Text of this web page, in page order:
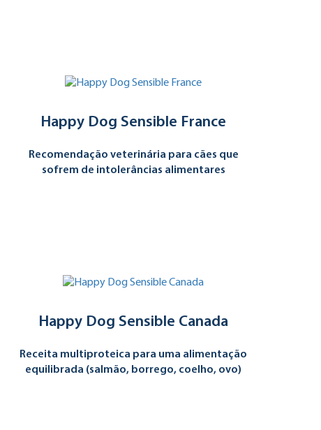
Happy Dog Sensible France
Recomendação veterinária para cães que
sofrem de intolerâncias alimentares
Happy Dog Sensible Canada
Receita multiproteica para uma alimentação
equilibrada (salmão, borrego, coelho, ovo)